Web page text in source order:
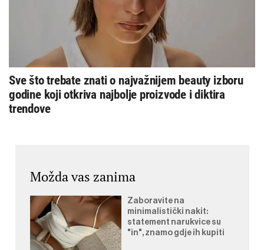
Sve što trebate znati o najvažnijem beauty izboru
godine koji otkriva najbolje proizvode i diktira
trendove
Možda vas zanima
Zaboravite na
minimalistički nakit:
statement narukvice su
"in", znamo gdje ih kupiti